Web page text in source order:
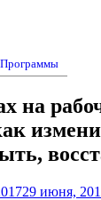
Программы
на
29 июня,